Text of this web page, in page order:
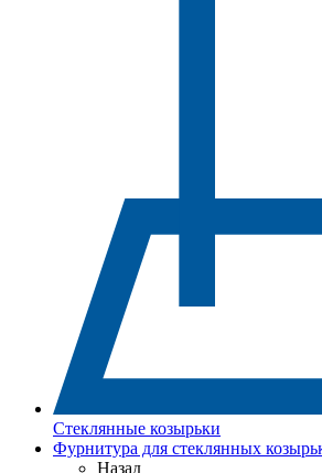
Стеклянные козырьки
Фурнитура для стеклянных
Назад